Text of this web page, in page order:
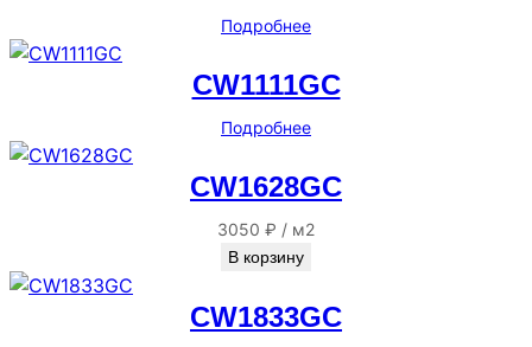
Подробнее
CW1111GC
Подробнее
CW1628GC
3050 ₽ / м2
В корзину
CW1833GC